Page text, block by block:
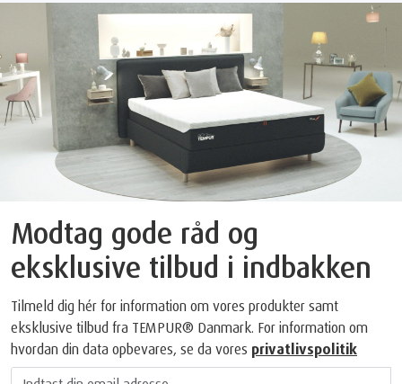
Modtag gode råd og
eksklusive tilbud i indbakken
Tilmeld dig hér for information om vores produkter samt
eksklusive tilbud fra TEMPUR® Danmark. For information om
hvordan din data opbevares, se da vores privatlivspolitik